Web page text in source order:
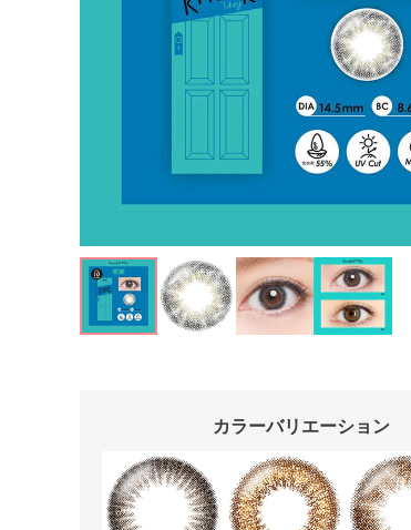
カラーバリエーション